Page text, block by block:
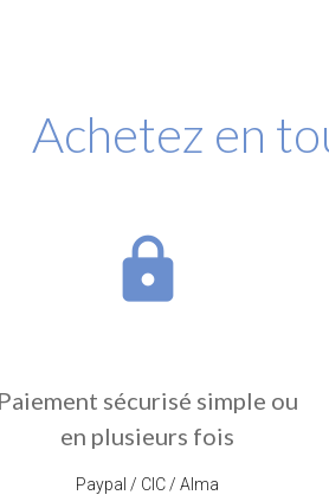
Achetez en
lock
Paiement sécurisé simple ou
en plusieurs fois
Paypal / CIC / Alma